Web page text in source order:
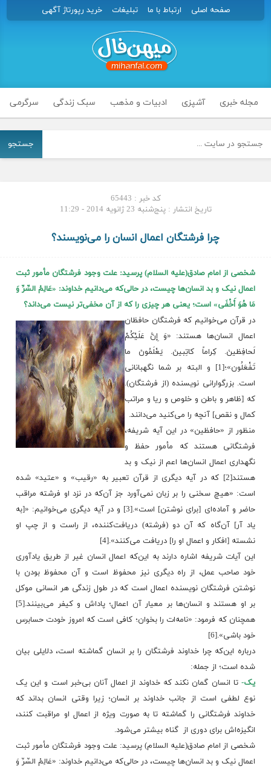
صفحه اصلی ارتباط با ما تبلیغات خرید رپورتاژ آگهی
مجله خبری آشپزی ادبیات و مذهب سبک زندگی سرگرمی
جستجو
کد خبر : 65443
تاریخ انتشار : پنج‌شنبه 23 ژانویه 2014 - 11:29
چرا فرشتگان اعمال انسان را می‌نویسند؟
شخصى از امام صادق(علیه السلام) پرسید: علت وجود فرشتگان مأمور ثبت
اعمال نیک و بد انسان‌ها چیست، در حالى‌که می‌دانیم خداوند: «عَالِمُ السِّرِّ وَ
مَا هُوَ أَخْفَى‏» است؛ یعنى هر چیزى را که از آن مخفی‌تر نیست می‌داند؟
در قرآن می‌خوانیم که فرشتگان حافظان
اعمال انسان‌ها هستند: «وَ إِنَّ عَلَیْکُمْ
لَحافِظینَ. کِراماً کاتِبینَ. یَعْلَمُونَ ما
تَفْعَلُون»؛[1] و البته بر شما نگهبانانى
است. بزرگوارانى نویسنده (از فرشتگان).
که [ظاهر و باطن و خلوص و ریا و مراتب
کمال و نقص] آنچه را می‌کنید می‌دانند.
منظور از «حافظین» در این آیه شریفه،
فرشتگانی هستند که مأمور حفظ و
نگهداری اعمال انسان‌ها اعم از نیک و بد
هستند[2] که در آیه دیگری از قرآن تعبیر به «رقیب» و «عتید» شده
است: «هیچ سخنى را بر زبان نمی‌آورد جز آن‌که در نزد او فرشته مراقب
حاضر و آماده‌اى [براى نوشتن] است».[3] و در آیه دیگری می‌خوانیم: «[به
یاد آر] آن‌گاه که آن دو (فرشته) دریافت‌کننده، از راست و از چپ او
نشسته [افکار و اعمال او را] دریافت می‌کنند».[4]
این آیات شریفه اشاره دارند به این‌که اعمال انسان غیر از طریق یادآوری
خود صاحب عمل، ‌از راه دیگری نیز محفوظ است و آن محفوظ بودن با
نوشتن فرشتگان نویسنده اعمال است که در طول زندگی هر انسانی موکل
بر او هستند و انسان‌ها بر معیار آن اعمال؛ پاداش و کیفر می‌بینند.[5]
همچنان که فرمود: «نامه‌ات را بخوان؛ کافى است که امروز خودت حسابرس
خود باشى».[6]
درباره این‌که چرا خداوند فرشتگان را بر انسان گماشته است، دلایلی بیان
شده است؛ از جمله:
یک- تا انسان گمان نکند که خداوند از اعمال آنان بی‌خبر است و این یک
نوع لطفی است از جانب خداوند بر انسان؛ زیرا وقتی انسان بداند که
خداوند فرشتگانی را گماشته تا به صورت ویژه از اعمال او مراقبت ‌کنند،
انگیزه‌اش برای دوری از گناه بیشتر می‌شود.
شخصى از امام صادق(علیه السلام) پرسید: علت وجود فرشتگان مأمور ثبت
اعمال نیک و بد انسان‌ها چیست، در حالى‌که می‌دانیم خداوند: «عَالِمُ السِّرِّ وَ